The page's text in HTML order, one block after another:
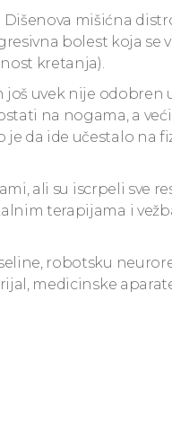
mišićna
bolest koja se
kretanja).
uvek nije odobren
na nogama, a
da ide učestalo na
ali su iscrpeli sve
terapijama i
robotsku
medicinske